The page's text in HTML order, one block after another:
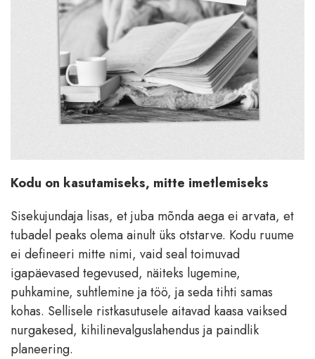
Kodu on kasutamiseks, mitte imetlemiseks
Sisekujundaja lisas, et juba mõnda aega ei arvata, et
tubadel peaks olema ainult üks otstarve. Kodu ruume
ei defineeri mitte nimi, vaid seal toimuvad
igapäevased tegevused, näiteks lugemine,
puhkamine, suhtlemine ja töö, ja seda tihti samas
kohas. Sellisele ristkasutusele aitavad kaasa vaiksed
nurgakesed, kihilinevalguslahendus ja paindlik
planeering.